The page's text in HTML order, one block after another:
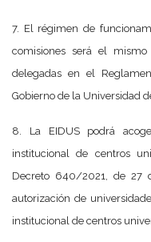
7. El régimen de
comisiones será el
delegadas en el
Gobierno de la Universidad
8. La EIDUS podrá
institucional de centros
Decreto 640/2021, de 27
autorización de
institucional de centros